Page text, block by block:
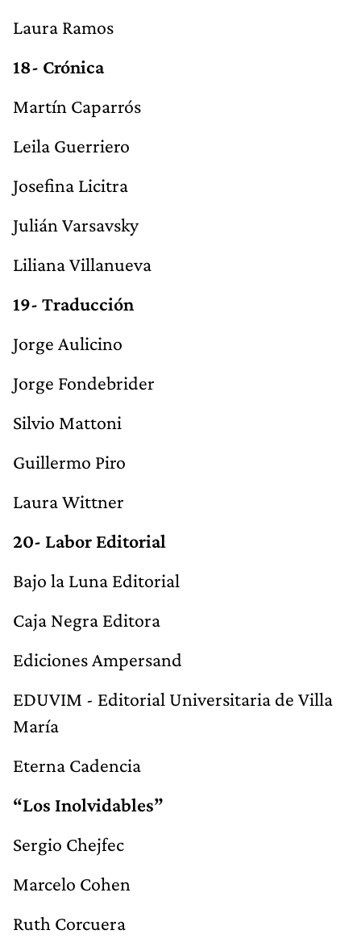
Laura Ramos
18- Crónica
Martín Caparrós
Leila Guerriero
Josefina Licitra
Julián Varsavsky
Liliana Villanueva
19- Traducción
Jorge Aulicino
Jorge Fondebrider
Silvio Mattoni
Guillermo Piro
Laura Wittner
20- Labor Editorial
Bajo la Luna Editorial
Caja Negra Editora
Ediciones Ampersand
EDUVIM - Editorial Universitaria de Villa
María
Eterna Cadencia
“Los Inolvidables”
Sergio Chejfec
Marcelo Cohen
Ruth Corcuera